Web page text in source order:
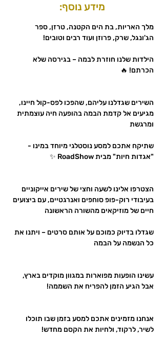
מידע נוסף:
מלך האריות, בת הים הקטנה, טרזן, ספר
הג'ונגל, שרק, פרוזן ועוד רבים וטובים!
הילדות שלנו חוזרת לבמה – בגירסה שלא
הכרתם! 🔥
השירים שגדלנו עליהם, שהפכו לפס-קול חיינו,
מגיעים אל קדמת הבמה בהופעה חיה עוצמתית
ומרגשת
שתיקח אתכם למסע נוסטלגי מיוחד במינו -
"אגדות חיות" מבית RoadShow ✨
הצטרפו אלינו לשעה וחצי של שירים אייקוניים
בעיבודי רוק-פופ סוחפים ואנרגטיים, עם ביצועים
חיים של מוזיקאים מהשורה הראשונה
שגדלו בדיוק כמוכם על אותם סרטים – ויתנו את
כל הנשמה על הבמה
עשינו הופעות מפוארות במגוון מוקדים בארץ,
אבל הגיע הזמן להפריח את השממה!
אנחנו מזמינים אתכם למסע בזמן שבו תוכלו
לשיר, לרקוד, ולחיות את הקסם מחדש!